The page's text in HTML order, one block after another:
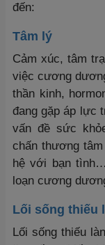
đến:
Tâm lý
Cảm xúc, tâm
việc cương
thần kinh,
đang gặp áp lực
vấn đề sức
chấn thương
hệ với bạn
loạn cương
Lối sống thiếu
Lối sống thiếu